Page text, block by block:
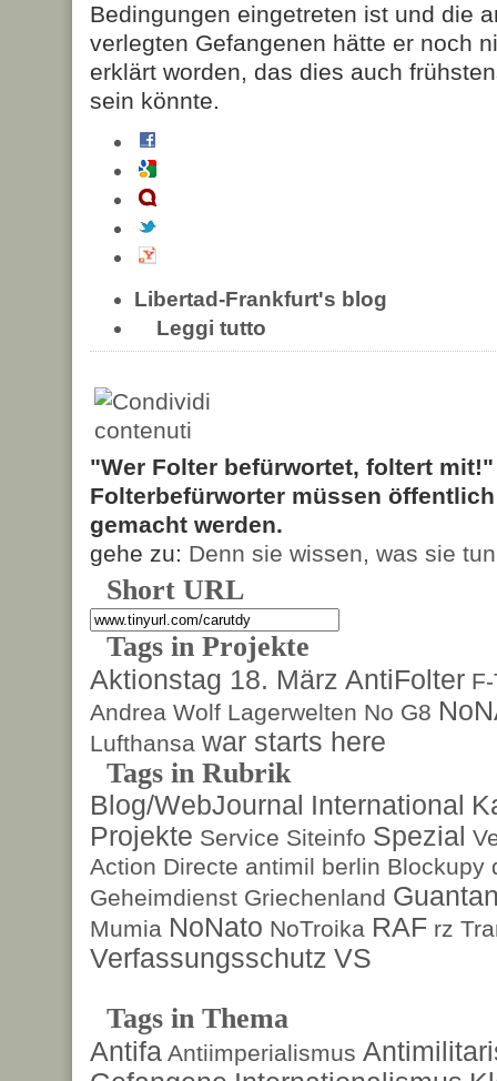
Bedingungen eingetreten ist und die
verlegten Gefangenen hätte er noch
erklärt worden, das dies auch
sein könnte.
Libertad-Frankfurt's blog
Leggi tutto
"Wer Folter befürwortet, foltert
Folterbefürworter müssen
gemacht werden.
gehe zu: Denn sie wissen, was sie tun
Short URL
Tags in Projekte
Aktionstag 18. März AntiFolter
Andrea Wolf Lagerwelten No G8
Lufthansa war starts here
Tags in Rubrik
Blog/WebJournal International
Projekte Service Siteinfo Spezial
Action Directe antimil berlin Blockupy
Geheimdienst Griechenland
Mumia NoNato NoTroika RAF rz
Verfassungsschutz VS
Tags in Thema
Antifa Antiimperialismus